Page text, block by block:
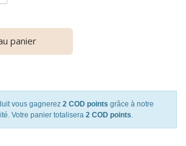
panier
vous gagnerez 2 COD points grâce à notre
Votre panier totalisera 2 COD points.